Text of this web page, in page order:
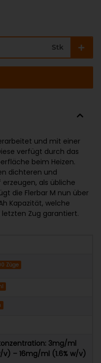
Stk
und mit einer
verfügt durch das
beim Heizen.
dichteren und
als übliche
die Flerbar M nun über
Kapazität, welche
Zug garantiert.
Züge
3mg/ml
v) – 16mg/ml (1.6% w/v)